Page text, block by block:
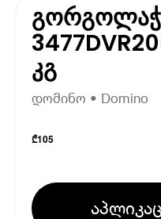
კგ
დომინო • Domino
₾105